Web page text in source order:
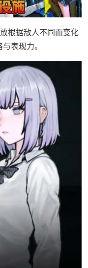
根据敌人不同而变化
表现力。